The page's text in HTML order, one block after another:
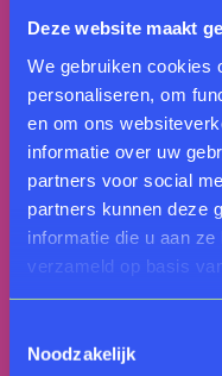
Deze website maakt
We gebruiken cookies
personaliseren, om
en om ons
informatie over uw
partners voor social
partners kunnen deze
informatie die u aan
verzameld op basis
Noodzakelijk
Het museumgebouw
en Anton Beudt. Het
de familie Van Heek.
de Twentse
Tuindorp 't Lansink in
architect Ben van
dimensie met een
licht museumcafé.
Lodewijk Baljon. Zijn